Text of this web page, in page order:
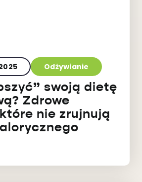
Odżywianie
swoją dietę
Zdrowe
nie zrujnują